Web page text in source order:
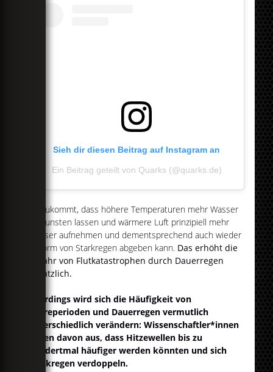
Sieh dir diesen Beitrag auf Instagram an
Ein Beitrag geteilt von Quarks (@quarks.de)
Hinzukommt, dass höhere Temperaturen mehr Wasser
verdunsten lassen und wärmere Luft prinzipiell mehr
Wasser aufnehmen und dementsprechend auch wieder
in Form von Starkregen abgeben kann. Das erhöht die
Gefahr von Flutkatastrophen durch Dauerregen
zusätzlich.
Allerdings wird sich die Häufigkeit von
Dürreperioden und Dauerregen vermutlich
unterschiedlich verändern: Wissenschaftler*innen
gehen davon aus, dass Hitzewellen bis zu
hundertmal häufiger werden könnten und sich
Starkregen verdoppeln.